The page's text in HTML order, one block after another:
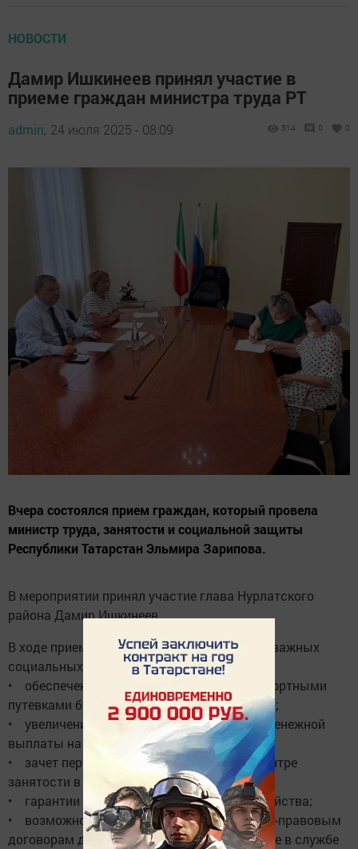
НОВОСТИ
Дамир Ишкинеев принял участие в
приеме граждан министра труда РТ
admin, 24 июля 2025 - 08:09 514 0 0
Вчера состоялся прием граждан, который провела
министр труда, занятости и социальной защиты
Республики Татарстан Эльмира Зарипова.
В мероприятии принял участие глава Нурлатского
района Дамир Ишкинеев.
В ходе приема жители района подняли ряд важных
социальных вопросов, в том числе:
• обеспечение пенсионеров санаторно-курортными
путевками без учета имущественного ценза;
• увеличение дохода при расчете единой денежной
выплаты на проезд для пенсионеров;
• зачет периода нахождения на учете в центре
занятости в трудовой стаж;
• гарантии для работников сельского хозяйства;
• возможность подработки по гражданско-правовым
договорам для граждан, состоящих на учете в службе